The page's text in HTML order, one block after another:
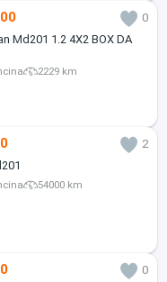
0
Md201 1.2 4X2 BOX DA
2229 km
2
54000 km
0